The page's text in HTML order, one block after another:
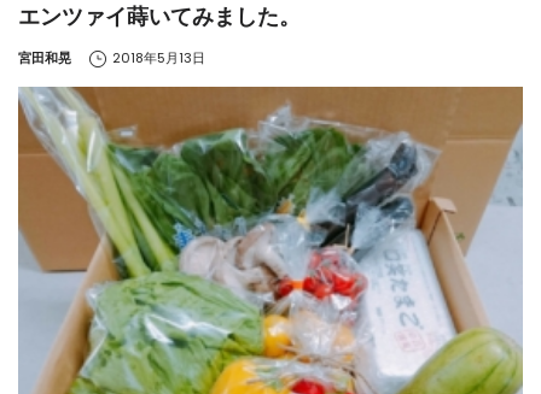
エンツァイ蒔いてみました。
by
宮田和晃 2018年5月13日